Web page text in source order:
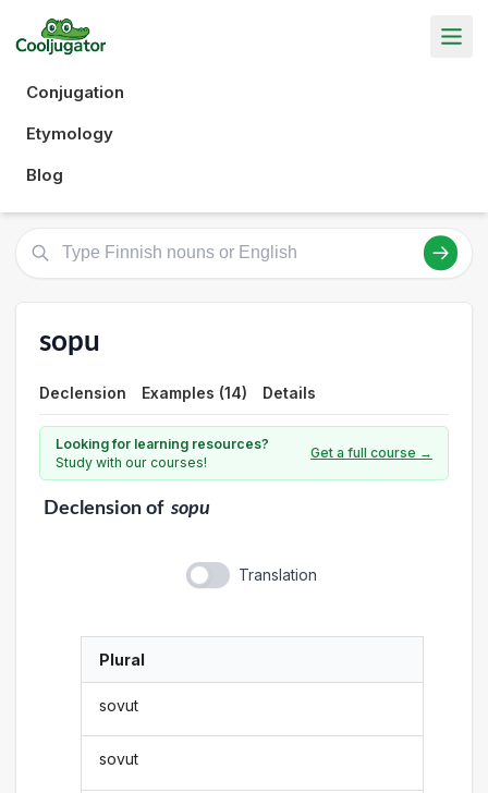
Conjugation
Etymology
Blog
sopu
Declension Examples (14) Details
Looking for learning resources?
Study with our courses!
Get a full course →
Declensionof sopu
Translation
Plural
sovut
sovut